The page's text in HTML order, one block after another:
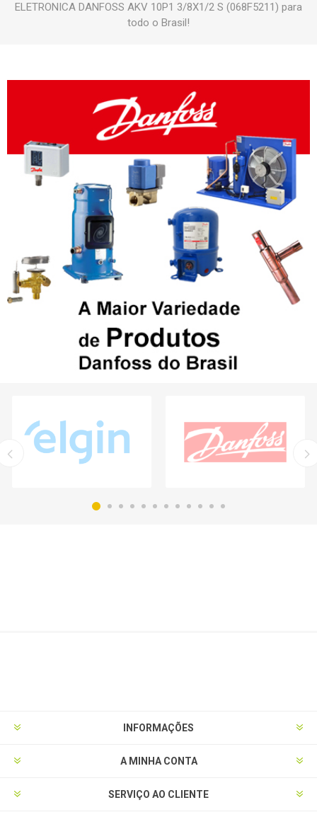
ELETRONICA DANFOSS AKV 10P1 3/8X1/2 S (068F5211) para
todo o Brasil!
INFORMAÇÕES
A MINHA CONTA
SERVIÇO AO CLIENTE